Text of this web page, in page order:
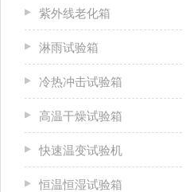
紫外线老化箱
淋雨试验箱
冷热冲击试验箱
高温干燥试验箱
快速温变试验机
恒温恒湿试验箱